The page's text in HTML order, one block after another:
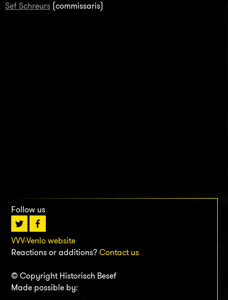
Sef Schreurs (commissaris)
Follow us
VVV-Venlo website
Reactions or additions? Contact us
© Copyright Historisch Besef
Made possible by: